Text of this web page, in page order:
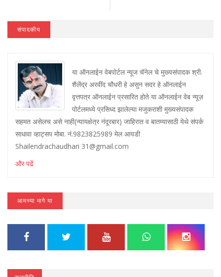
संपादकीय
या ऑनलाईन वेबपोर्टल न्यूज चॅनेल चे मुख्यसंपादक श्री.
शैलेंद्र अरवींद चौधरी हे असुन सदर हे ऑनलाईन
वृत्तपत्र ऑनलाईन प्रसारित होते या ऑनलाईन वेब न्यूज़
पोर्टलमध्ये प्रसिध्द झालेल्या मजुकराशी मुख्यसंपादक
सहमत असेलच असे नाही(न्यायक्षेत्र नंदूरबार) जाहिरात व बातम्यासाठी येथे संपर्क
साधावा व्हाट्सप मोबा. नं.9823825989 मेल आयडी
Shailendrachaudhari 31@gmail.com
और पढें
आमच्या मागे या